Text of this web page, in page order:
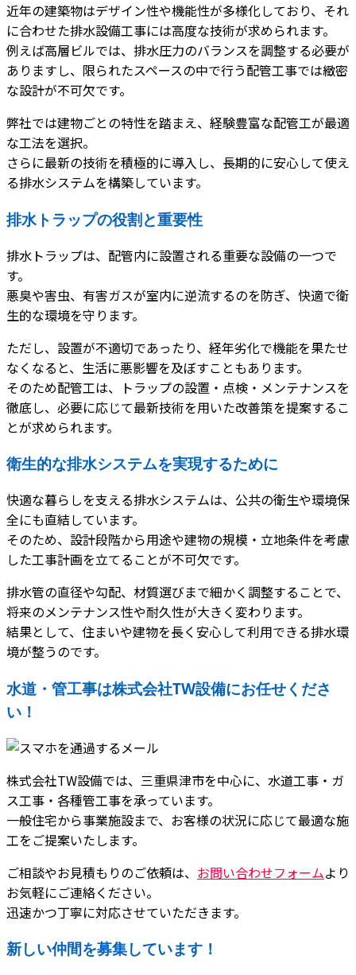
近年の建築物はデザイン性や機能性が多様化しており、それ
に合わせた排水設備工事には高度な技術が求められます。
例えば高層ビルでは、排水圧力のバランスを調整する必要が
ありますし、限られたスペースの中で行う配管工事では緻密
な設計が不可欠です。
弊社では建物ごとの特性を踏まえ、経験豊富な配管工が最適
な工法を選択。
さらに最新の技術を積極的に導入し、長期的に安心して使え
る排水システムを構築しています。
排水トラップの役割と重要性
排水トラップは、配管内に設置される重要な設備の一つで
す。
悪臭や害虫、有害ガスが室内に逆流するのを防ぎ、快適で衛
生的な環境を守ります。
ただし、設置が不適切であったり、経年劣化で機能を果たせ
なくなると、生活に悪影響を及ぼすこともあります。
そのため配管工は、トラップの設置・点検・メンテナンスを
徹底し、必要に応じて最新技術を用いた改善策を提案するこ
とが求められます。
衛生的な排水システムを実現するために
快適な暮らしを支える排水システムは、公共の衛生や環境保
全にも直結しています。
そのため、設計段階から用途や建物の規模・立地条件を考慮
した工事計画を立てることが不可欠です。
排水管の直径や勾配、材質選びまで細かく調整することで、
将来のメンテナンス性や耐久性が大きく変わります。
結果として、住まいや建物を長く安心して利用できる排水環
境が整うのです。
水道・管工事は株式会社TW設備にお任せくださ
い！
株式会社TW設備では、三重県津市を中心に、水道工事・ガ
ス工事・各種管工事を承っています。
一般住宅から事業施設まで、お客様の状況に応じて最適な施
工をご提案いたします。
ご相談やお見積もりのご依頼は、 お問い合わせフォームより
お気軽にご連絡ください。
迅速かつ丁寧に対応させていただきます。
新しい仲間を募集しています！